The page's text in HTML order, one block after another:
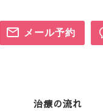
メール予約
治療の流れ